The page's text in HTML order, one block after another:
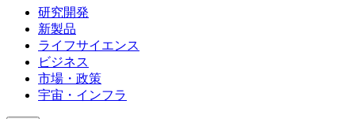
研究開発
新製品
ライフサイエンス
ビジネス
市場・政策
宇宙・インフラ